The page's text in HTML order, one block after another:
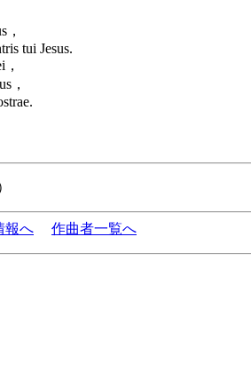
，
tui Jesus.
，
報へ 作曲者一覧へ